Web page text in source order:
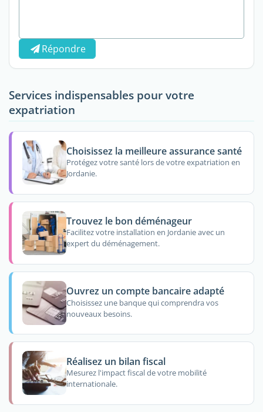
Répondre
Services indispensables pour votre
expatriation
Choisissez la meilleure assurance santé
Protégez votre santé lors de votre expatriation en
Jordanie.
Trouvez le bon déménageur
Facilitez votre installation en Jordanie avec un
expert du déménagement.
Ouvrez un compte bancaire adapté
Choisissez une banque qui comprendra vos
nouveaux besoins.
Réalisez un bilan fiscal
Mesurez l'impact fiscal de votre mobilité
internationale.